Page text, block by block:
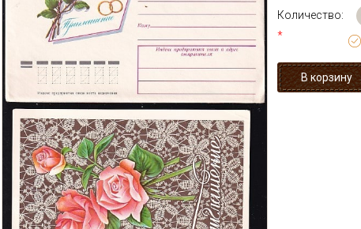
Количество:
*